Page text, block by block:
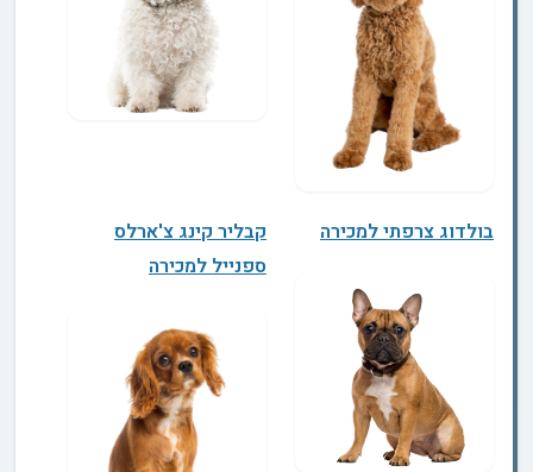
בולדוג צרפתי למכירה
קבליר קינג צ'ארלס
ספנייל למכירה